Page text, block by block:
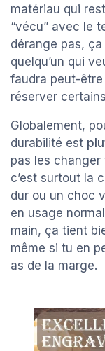
matériau qui
“vécu” avec le
dérange pas,
quelqu’un qui
faudra peut-
réserver
Globalement,
durabilité est
pas les changer
c’est surtout la
dur ou un choc
en usage
main, ça tient
même si tu en
as de la marge.